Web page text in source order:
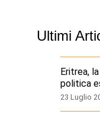
Ultimi
Eritrea,
politica
23 Luglio